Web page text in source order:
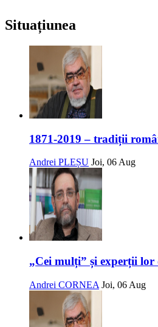
Situațiunea
1871-2019 – tradiții
Andrei PLEȘU Joi, 06 Aug
„Cei mulți” și experții lor
Andrei CORNEA Joi, 06 Aug